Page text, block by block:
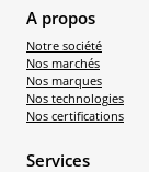
A propos
Notre société
Nos marchés
Nos marques
Nos technologies
Nos certifications
Services